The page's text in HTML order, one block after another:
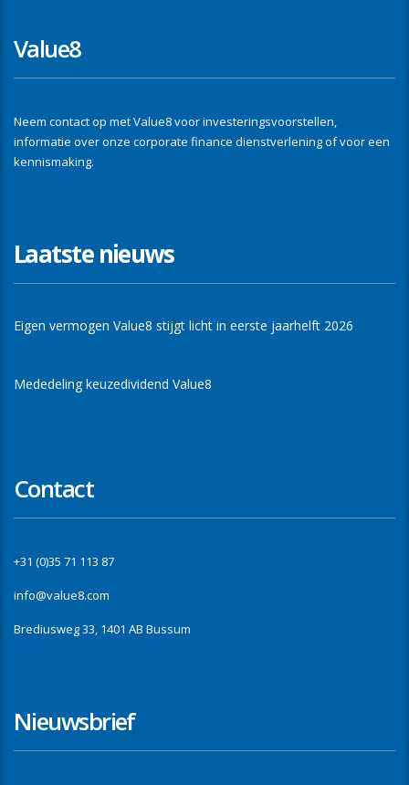
Value8
Neem contact op met Value8 voor investeringsvoorstellen,
informatie over onze corporate finance dienstverlening of voor een
kennismaking.
Laatste nieuws
Eigen vermogen Value8 stijgt licht in eerste jaarhelft 2026
Mededeling keuzedividend Value8
Contact
+31 (0)35 71 113 87
info@value8.com
Brediusweg 33, 1401 AB Bussum
Nieuwsbrief